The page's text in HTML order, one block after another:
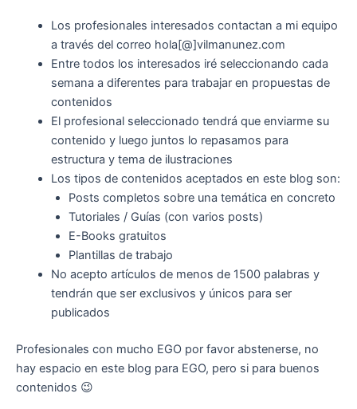
Los profesionales interesados contactan a mi equipo
a través del correo hola[@]vilmanunez.com
Entre todos los interesados iré seleccionando cada
semana a diferentes para trabajar en propuestas de
contenidos
El profesional seleccionado tendrá que enviarme su
contenido y luego juntos lo repasamos para
estructura y tema de ilustraciones
Los tipos de contenidos aceptados en este blog son:
Posts completos sobre una temática en concreto
Tutoriales / Guías (con varios posts)
E-Books gratuitos
Plantillas de trabajo
No acepto artículos de menos de 1500 palabras y
tendrán que ser exclusivos y únicos para ser
publicados
Profesionales con mucho EGO por favor abstenerse, no
hay espacio en este blog para EGO, pero si para buenos
contenidos 😉